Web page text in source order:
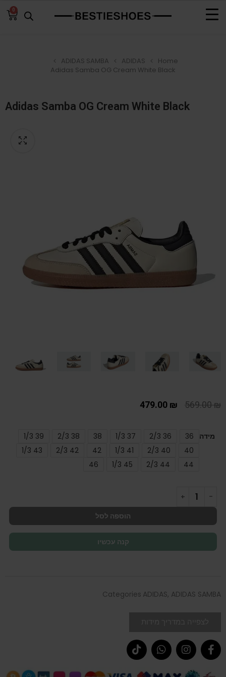
0
Home
ADIDAS
ADIDAS SAMBA
Adidas Samba OG Cream White Black
Adidas Samba OG Cream White Black
569.00₪
479.00 ₪
מידה 36
36 2/3
37 1/3
38
38 2/3
39 1/3
40
40 2/3
41 1/3
42
42 2/3
43 1/3
44
44 2/3
45 1/3
46
הוספה לסל
קנה עכשיו
Categories ADIDAS, ADIDAS SAMBA